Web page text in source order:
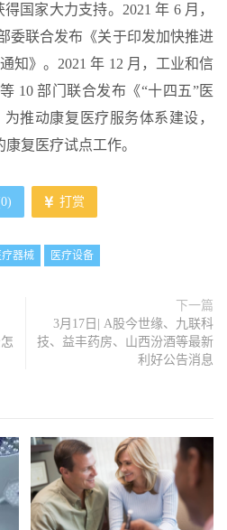
国家大力支持。2021 年 6 月，
委联合发布《关于印发加快推进
知》。2021 年 12 月，工业和信
10 部门联合发布《“十四五”医
推动康复医疗服务体系建设，
复医疗试点工作。
0) 打赏
疗器械 医疗设备
下一篇
3月17日| A股今世缘、九联科
技、益丰药房、山西汾酒等最新
利好公告消息